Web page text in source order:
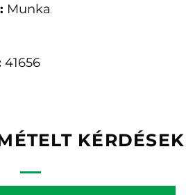
Munka
41656
KÉRDÉSEK